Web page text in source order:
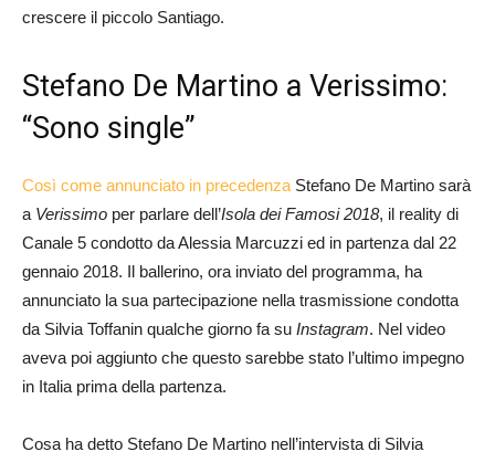
crescere il piccolo Santiago.
Stefano De Martino a Verissimo:
“Sono single”
Così come annunciato in precedenza Stefano De Martino sarà
a Verissimo per parlare dell’Isola dei Famosi 2018, il reality di
Canale 5 condotto da Alessia Marcuzzi ed in partenza dal 22
gennaio 2018. Il ballerino, ora inviato del programma, ha
annunciato la sua partecipazione nella trasmissione condotta
da Silvia Toffanin qualche giorno fa su Instagram. Nel video
aveva poi aggiunto che questo sarebbe stato l’ultimo impegno
in Italia prima della partenza.
Cosa ha detto Stefano De Martino nell’intervista di Silvia